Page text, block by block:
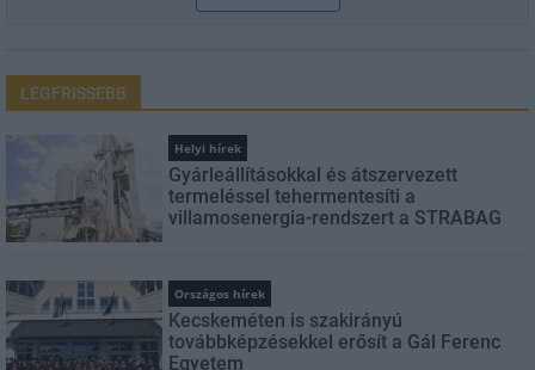
LEGFRISSEBB
Helyi hírek
Gyárleállításokkal és átszervezett
termeléssel tehermentesíti a
villamosenergia-rendszert a STRABAG
Országos hírek
Kecskeméten is szakirányú
továbbképzésekkel erősít a Gál Ferenc
Egyetem